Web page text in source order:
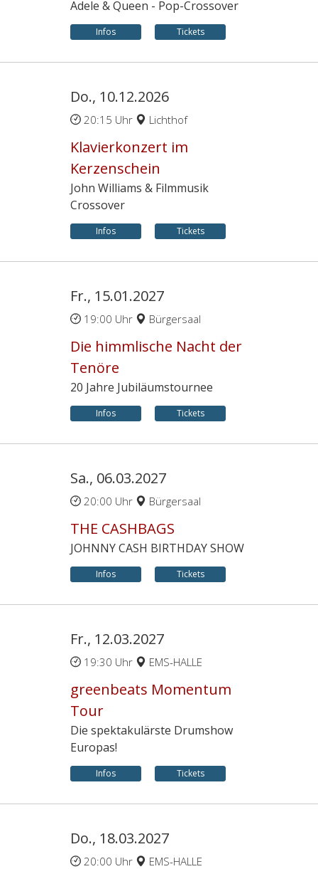
Adele & Queen - Pop-Crossover
Infos Tickets
Do., 10.12.2026
20:15 Uhr Lichthof
Klavierkonzert im
Kerzenschein
John Williams & Filmmusik
Crossover
Infos Tickets
Fr., 15.01.2027
19:00 Uhr Bürgersaal
Die himmlische Nacht der
Tenöre
20 Jahre Jubiläumstournee
Infos Tickets
Sa., 06.03.2027
20:00 Uhr Bürgersaal
THE CASHBAGS
JOHNNY CASH BIRTHDAY SHOW
Infos Tickets
Fr., 12.03.2027
19:30 Uhr EMS-HALLE
greenbeats Momentum
Tour
Die spektakulärste Drumshow
Europas!
Infos Tickets
Do., 18.03.2027
20:00 Uhr EMS-HALLE